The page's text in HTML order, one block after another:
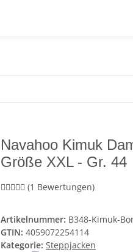
Navahoo Kimuk
Größe XXL - Gr. 44
(1 Bewertungen)
Artikelnummer: B348-Kimuk-
GTIN: 4059072254114
Kategorie: Steppjacken